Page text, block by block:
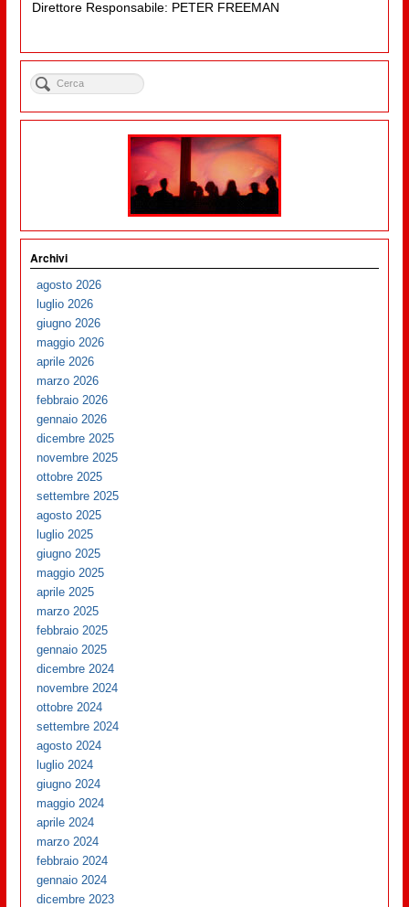
Direttore Responsabile: PETER FREEMAN
Archivi
agosto 2026
luglio 2026
giugno 2026
maggio 2026
aprile 2026
marzo 2026
febbraio 2026
gennaio 2026
dicembre 2025
novembre 2025
ottobre 2025
settembre 2025
agosto 2025
luglio 2025
giugno 2025
maggio 2025
aprile 2025
marzo 2025
febbraio 2025
gennaio 2025
dicembre 2024
novembre 2024
ottobre 2024
settembre 2024
agosto 2024
luglio 2024
giugno 2024
maggio 2024
aprile 2024
marzo 2024
febbraio 2024
gennaio 2024
dicembre 2023